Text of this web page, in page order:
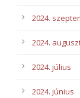
2024.
2024.
2024. július
2024. június